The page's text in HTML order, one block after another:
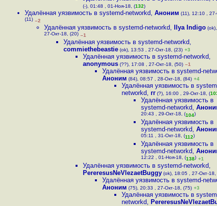
(-), 01:48 , 01-Ноя-18, (132)
Удалённая уязвимость в systemd-networkd, Аноним (11), 12:10 ,
(11) –2
Удалённая уязвимость в systemd-networkd, Ilya Indigo
27-Окт-18, (20) –1
Удалённая уязвимость в systemd-networkd,
commiethebeastie (ok), 13:53 , 27-Окт-18, (23) +3
Удалённая уязвимость в systemd-networkd,
anonymous (??), 17:08 , 27-Окт-18, (50) –1
Удалённая уязвимость в systemd-
Аноним (84), 08:57 , 28-Окт-18, (84) +4
Удалённая уязвимость в
networkd, гг (?), 16:00 , 29-Окт-18, (
Удалённая уязвимость в
systemd-networkd,
20:43 , 29-Окт-18, (104)
Удалённая уязвимость в
systemd-networkd,
05:11 , 31-Окт-18, (112)
Удалённая уязвимость в
systemd-networkd,
12:22 , 01-Ноя-18, (138) +1
Удалённая уязвимость в systemd-networkd,
PereresusNeVlezaetBuggy (ok), 18:05 , 27-Окт-18,
Удалённая уязвимость в systemd-
Аноним (75), 20:33 , 27-Окт-18, (75) +3
Удалённая уязвимость в
networkd,